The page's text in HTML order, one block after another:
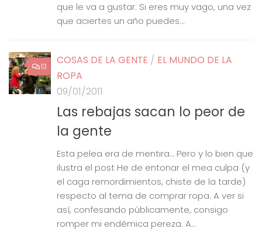
que le va a gustar. Si eres muy vago, una vez
que aciertes un año puedes...
13 COSAS DE LA GENTE / EL MUNDO DE LA
ROPA
09/01/2011
Las rebajas sacan lo peor de
la gente
Esta pelea era de mentira… Pero y lo bien que
ilustra el post He de entonar el mea culpa (y
el caga remordimientos, chiste de la tarde)
respecto al tema de comprar ropa. A ver si
así, confesando públicamente, consigo
romper mi endémica pereza. A...